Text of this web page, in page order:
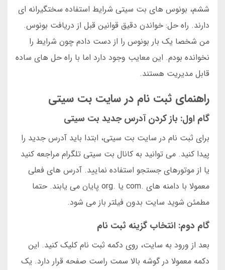
ششم، بونوس های بت سیتی شرایط استفاده سختگیرانه ای
دارند. راه حل: خواندن دقیق قوانین قبل از دریافت بونوس.
من شخصا یک بار بونوس را از دست دادم چون شرایط را
نخوانده بودم. این معایب وجود دارد اما با راه حل های ساده
قابل مدیریت هستند.
راهنمای ثبت نام در سایت بت سیتی
گام اول: باز کردن آدرس جدید بت سیتی
برای ثبت نام در سایت بت سیتی، ابتدا باید آدرس جدید را
پیدا کنید. می توانید به کانال بت سیتی تلگرام مراجعه کنید
یا از موتورهای جستجو استفاده نمایید. آدرس های فعلی
معمولا با دامنه های .com یا .org پایان می یابند. حتما
مطمئن شوید سایت بدون فیلتر باز می شود.
گام دوم: انتخاب گزینه ثبت نام
بعد از ورود به سایت، روی دکمه ثبت نام کلیک کنید. این
دکمه معمولا در گوشه بالا سمت راست صفحه قرار دارد. یک